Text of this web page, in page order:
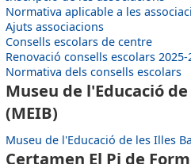
Normativa aplicable a les
Ajuts associacions
Consells escolars de centre
Renovació consells escolars 2025-
Normativa dels consells escolars
Museu de l'Educació
(MEIB)
Museu de l'Educació de les Illes
Certamen El Pi de